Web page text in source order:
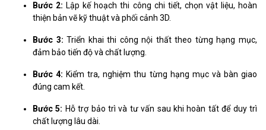
Bước 2: Lập kế hoạch thi công chi tiết, chọn vật liệu, hoàn
thiện bản vẽ kỹ thuật và phối cảnh 3D.
Bước 3: Triển khai thi công nội thất theo từng hạng mục,
đảm bảo tiến độ và chất lượng.
Bước 4: Kiểm tra, nghiệm thu từng hạng mục và bàn giao
đúng cam kết.
Bước 5: Hỗ trợ bảo trì và tư vấn sau khi hoàn tất để duy trì
chất lượng lâu dài.